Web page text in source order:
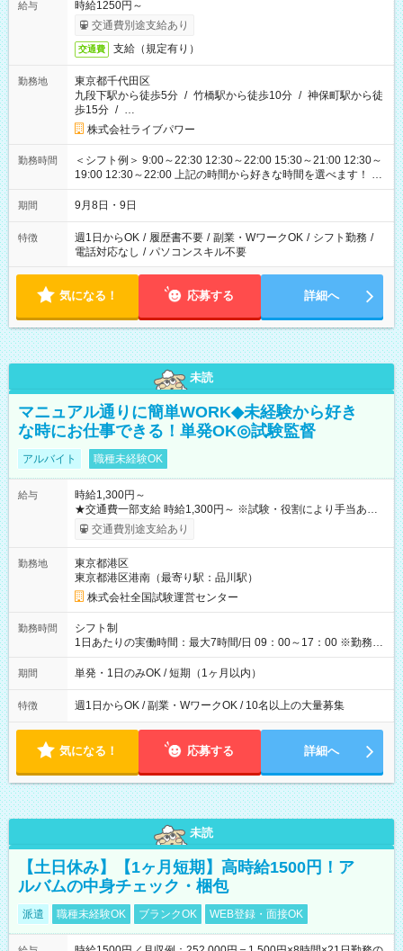
給与
時給1250円～
交通費別途支給あり
交通費 支給（規定有り）
勤務地
東京都千代田区
九段下駅から徒歩5分 / 竹橋駅から徒歩10分 / 神保町駅から徒
歩15分 / …
株式会社ライブパワー
勤務時間
＜シフト例＞ 9:00～22:30 12:30～22:00 15:30～21:00 12:30～
19:00 12:30～22:00 上記の時間から好きな時間を選べます！ ※
時間は変更となる可能性があります
期間 9月8日・9日
特徴 週1日からOK / 履歴書不要 / 副業・WワークOK / シフト勤務 /
電話対応なし / パソコンスキル不要
気になる！ 応募する 詳細へ
未読
マニュアル通りに簡単WORK◆未経験から好き
な時にお仕事できる！単発OK◎試験監督
アルバイト 職種未経験OK
給与
時給1,300円～
★交通費一部支給 時給1,300円～ ※試験・役割により手当あり
※勤務回数により昇給あり 【即給（前払い）オプションあ
り！】 希望される場合、勤務から1週間ほどで給与の一部を受け
例】 ・河合塾模擬試験 8:30～17:30（休憩1時間） 時給1,300円
×8時間＝日収10,400円＋交通費 ※当日の役割により時給＋100
円の場合あり ・国家試験 7:00～13:30（休憩なし） 時給1,300
円（役割手当＋100円）×6時間＝日収8,400円＋交通費 【試用期
間】試用期間なし
交通費別途支給あり
勤務地
東京都港区
東京都港区港南（最寄り駅：品川駅）
株式会社全国試験運営センター
勤務時間
シフト制
1日あたりの実働時間：最大7時間/日 09：00～17：00 ※勤務時
間は 試験により異なります。
期間 単発・1日のみOK / 短期（1ヶ月以内）
特徴 週1日からOK / 副業・WワークOK / 10名以上の大量募集
気になる！ 応募する 詳細へ
未読
【土日休み】【1ヶ月短期】高時給1500円！ア
ルバムの中身チェック・梱包
派遣 職種未経験OK ブランクOK WEB登録・面接OK